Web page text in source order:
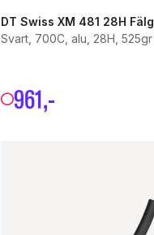
DT Swiss XM 481 28H Fälg
Svart, 700C, alu, 28H, 525gr
961,-